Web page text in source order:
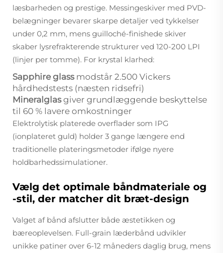
læsbarheden og prestige. Messingeskiver med PVD-
belægninger bevarer skarpe detaljer ved tykkelser
under 0,2 mm, mens guilloché-finishede skiver
skaber lysrefrakterende strukturer ved 120-200 LPI
(linjer per tomme). For krystal klarhed:
Sapphire glass modstår 2.500 Vickers
hårdhedstests (næsten ridsefri)
Mineralglasgiver grundlæggende beskyttelse
til 60 % lavere omkostninger
Elektrolytisk platerede overflader som IPG
(ionplateret guld) holder 3 gange længere end
traditionelle plateringsmetoder ifølge nyere
holdbarhedssimulationer.
Vælg det optimale båndmateriale og
-stil, der matcher dit bræt-design
Valget af bånd afslutter både æstetikken og
bæreoplevelsen. Full-grain læderbånd udvikler
unikke patiner over 6-12 måneders daglig brug, mens